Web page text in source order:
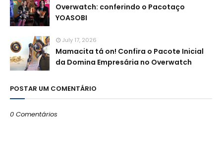
Overwatch: conferindo o Pacotaço
YOASOBI
July 17, 2026
Mamacita tá on! Confira o Pacote Inicial
da Domina Empresária no Overwatch
POSTAR UM COMENTÁRIO
0 Comentários